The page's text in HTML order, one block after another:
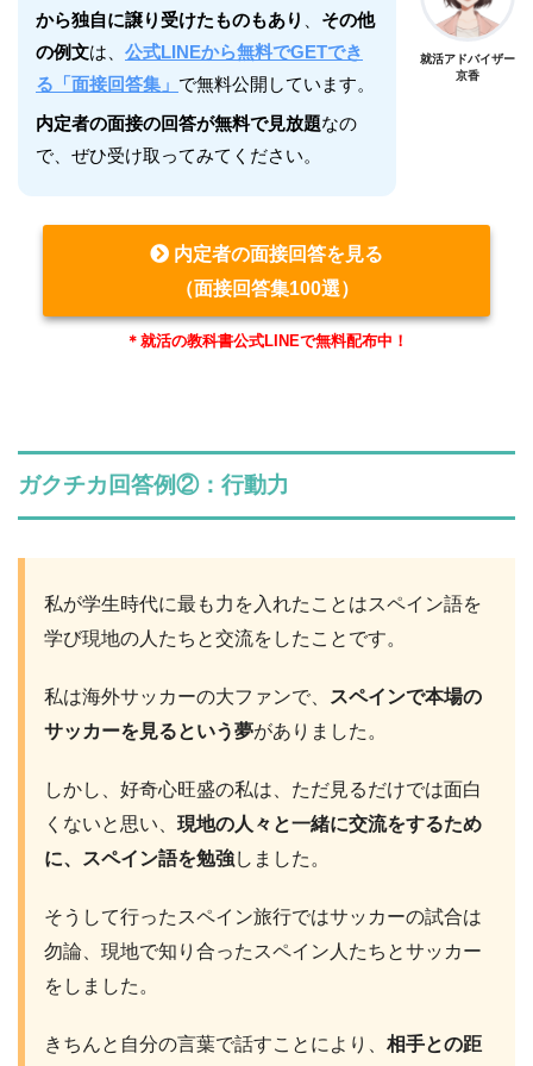
から独自に譲り受けたものもあり
その他
の例文は、 公式LINEから無料でGETでき
る「面接回答集」 で無料公開しています。
内定者の面接の回答が無料で見放題なの
で、ぜひ受け取ってみてください。
就活アドバイザー
京香
内定者の面接回答を見る
（面接回答集100選）
＊就活の教科書公式LINEで無料配布中！
ガクチカ回答例②：行動力
私が学生時代に最も力を入れたことはスペイン語を
学び現地の人たちと交流をしたことです。
私は海外サッカーの大ファンで、
スペインで本場の
サッカーを見るという夢がありました。
しかし、好奇心旺盛の私は、ただ見るだけでは面白
くないと思い、 現地の人々と一緒に交流をするため
に、スペイン語を勉強しました。
そうして行ったスペイン旅行ではサッカーの試合は
勿論、現地で知り合ったスペイン人たちとサッカー
をしました。
きちんと自分の言葉で話すことにより、 相手との距